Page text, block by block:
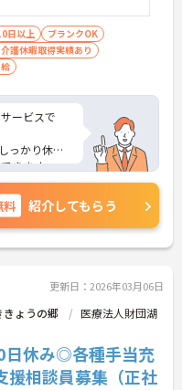
日以上
ブランクOK
護休暇取得実績あり
ービスで
っかり休め
きます。
です。
わせくださ
料 紹介してもらう
更新日：2026年03月06日
ょうの郷
医療法人財団湖
日休み◎各種手当充
相談員募集（正社